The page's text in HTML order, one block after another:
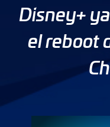
Disney+
el reboot